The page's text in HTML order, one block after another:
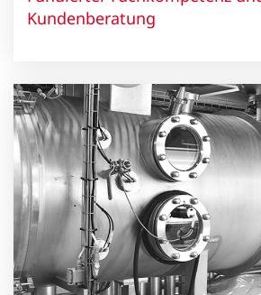
Kundenberatung